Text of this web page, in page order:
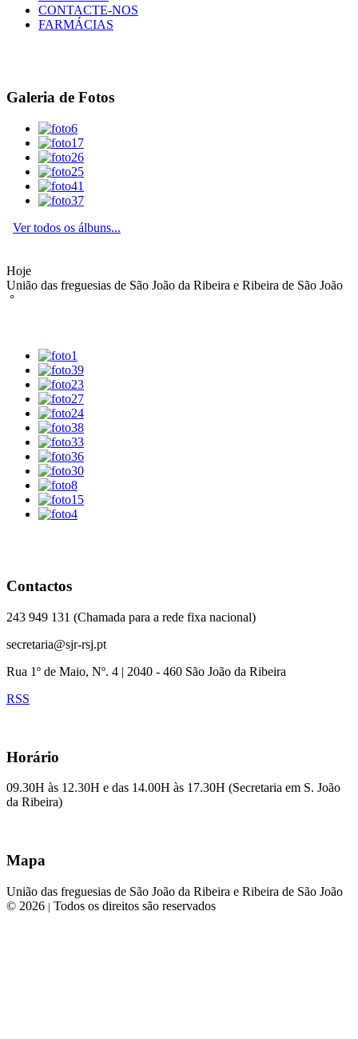
CONTACTE-NOS
FARMÁCIAS
Galeria de Fotos
Ver todos os álbuns...
Hoje
União das freguesias de São João da Ribeira e Ribeira de São João
°
Contactos
243 949 131 (Chamada para a rede fixa nacional)
secretaria@sjr-rsj.pt
Rua 1º de Maio, Nº. 4 | 2040 - 460 São João da Ribeira
RSS
Horário
09.30H às 12.30H e das 14.00H às 17.30H (Secretaria em S. João
da Ribeira)
Mapa
União das freguesias de São João da Ribeira e Ribeira de São João
© 2026 | Todos os direitos são reservados